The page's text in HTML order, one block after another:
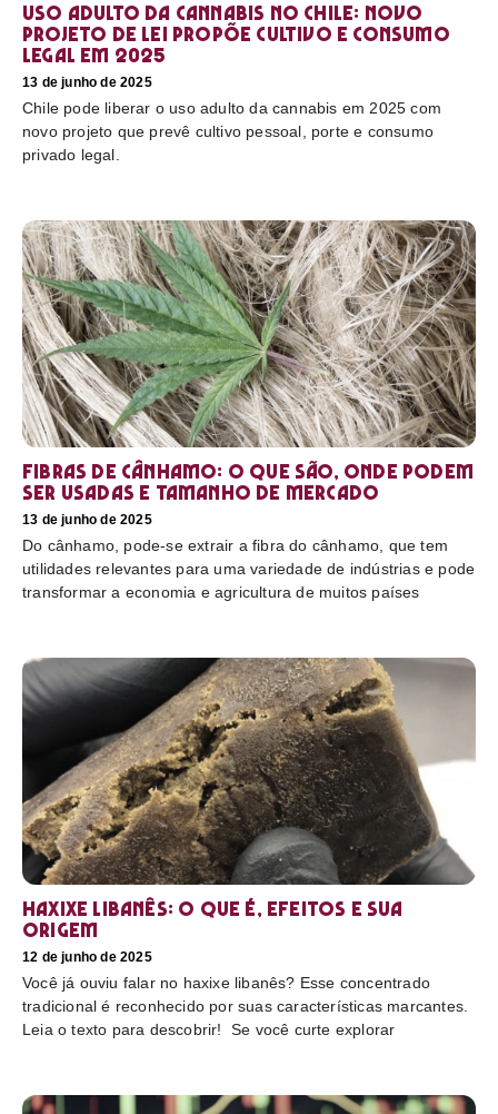
Uso adulto da cannabis no Chile: novo
projeto de lei propõe cultivo e consumo
legal em 2025
13 de junho de 2025
Chile pode liberar o uso adulto da cannabis em 2025 com
novo projeto que prevê cultivo pessoal, porte e consumo
privado legal.
Fibras de cânhamo: o que são, onde podem
ser usadas e tamanho de mercado
13 de junho de 2025
Do cânhamo, pode-se extrair a fibra do cânhamo, que tem
utilidades relevantes para uma variedade de indústrias e pode
transformar a economia e agricultura de muitos países
Haxixe libanês: O que é, efeitos e sua
origem
12 de junho de 2025
Você já ouviu falar no haxixe libanês? Esse concentrado
tradicional é reconhecido por suas características marcantes.
Leia o texto para descobrir! Se você curte explorar